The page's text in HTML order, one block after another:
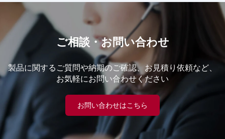
ご相談・お問い合わせ
製品に関するご質問や納期のご確認、お見積り依頼など、
お気軽にお問い合わせください
お問い合わせはこちら